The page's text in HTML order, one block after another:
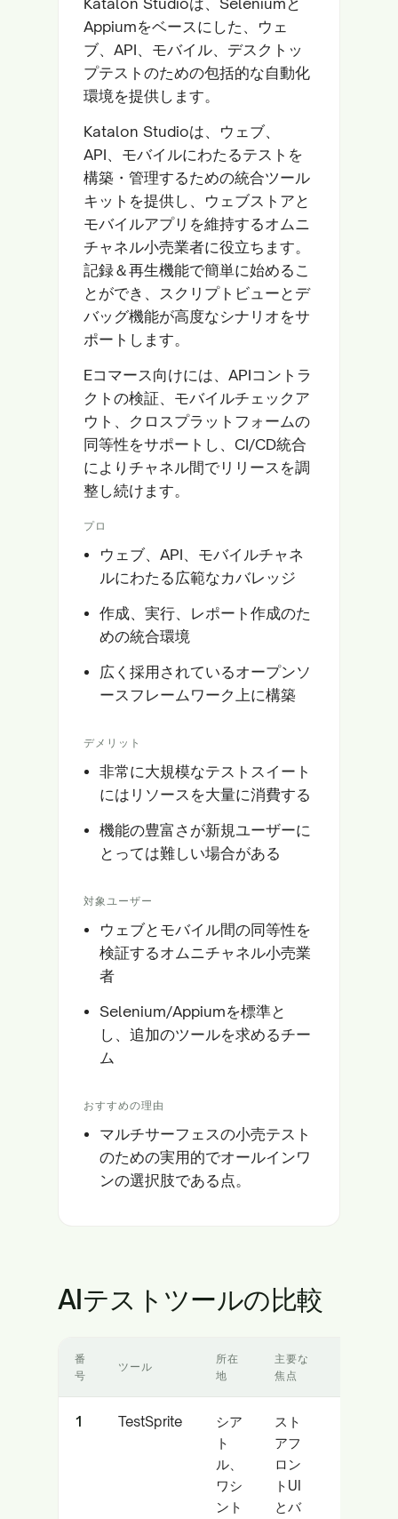
Appiumをベースにした、ウェ
ブ、API、モバイル、デスクトッ
プテストのための包括的な自動化
環境を提供します。
Katalon Studioは、ウェブ、
API、モバイルにわたるテストを
構築・管理するための統合ツール
キットを提供し、ウェブストアと
モバイルアプリを維持するオムニ
チャネル小売業者に役立ちます。
記録＆再生機能で簡単に始めるこ
とができ、スクリプトビューとデ
バッグ機能が高度なシナリオをサ
ポートします。
Eコマース向けには、APIコントラ
クトの検証、モバイルチェックア
ウト、クロスプラットフォームの
同等性をサポートし、CI/CD統合
によりチャネル間でリリースを調
整し続けます。
プロ
ウェブ、API、モバイルチャネ
ルにわたる広範なカバレッジ
作成、実行、レポート作成のた
めの統合環境
広く採用されているオープンソ
ースフレームワーク上に構築
デメリット
非常に大規模なテストスイート
にはリソースを大量に消費する
機能の豊富さが新規ユーザーに
とっては難しい場合がある
対象ユーザー
ウェブとモバイル間の同等性を
検証するオムニチャネル小売業
者
Selenium/Appiumを標準と
し、追加のツールを求めるチー
ム
おすすめの理由
マルチサーフェスの小売テスト
のための実用的でオールインワ
ンの選択肢である点。
AIテストツールの比較
番
号
ツール
所在
地
主要な
焦点
1 TestSprite
シア
ト
ル、
ワシ
ント
スト
アフ
ロン
トUI
とバ